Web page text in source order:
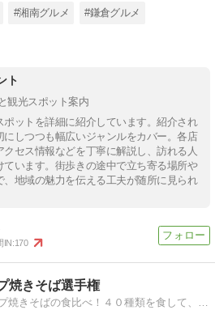
#湘南グルメ #鎌倉グルメ
ト
観光スポット案内
ットを詳細に紹介しています。紹介され
しつつも幅広いジャンルをカバー。各店
セス情報などを丁寧に解説し、訪れる人
います。街歩きの途中で立ち寄る場所や
地域の魅力を伝える工夫が随所に見られ
IN:170
焼きそば選手権
２日で４０種類のカップ焼きそばの食比べ！４０種類を食して、勝手に全国のカップ焼きそばのランキングを決めます！！